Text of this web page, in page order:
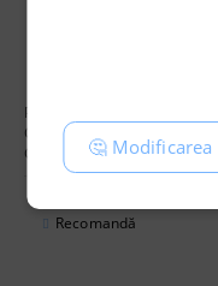
Producător:
Cod:
9515
Greutate: 2.700Kg
Recomandă
🤔